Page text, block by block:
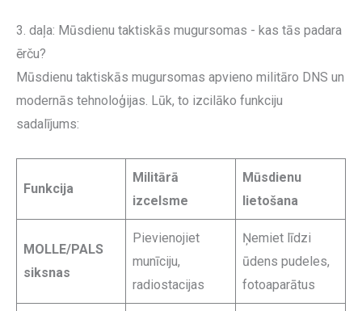
3. daļa: Mūsdienu taktiskās mugursomas - kas tās padara
ērču?
Mūsdienu taktiskās mugursomas apvieno militāro DNS un
modernās tehnoloģijas. Lūk, to izcilāko funkciju
sadalījums:
Funkcija
Militārā
izcelsme
Mūsdienu
lietošana
MOLLE/PALS
siksnas
Pievienojiet
munīciju,
radiostacijas
Ņemiet līdzi
ūdens pudeles,
fotoaparātus